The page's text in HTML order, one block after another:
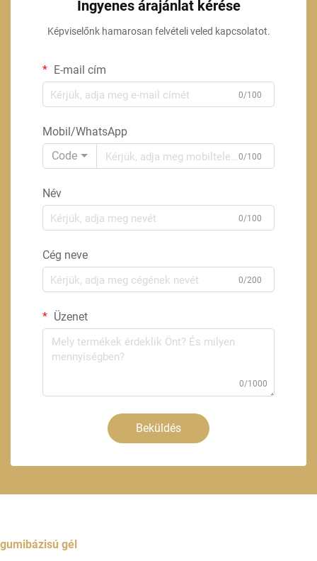
Ingyenes árajánlat kérése
Képviselőnk hamarosan felvételi veled kapcsolatot.
E-mail cím
0/100
Mobil/WhatsApp
Code
0/100
Név
0/100
Cég neve
0/200
Üzenet
0/1000
Beküldés
gumibázisú gél